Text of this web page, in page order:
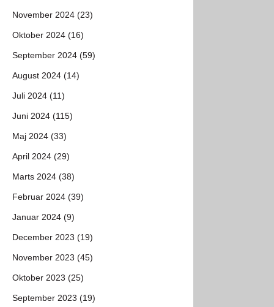
November 2024 (23)
Oktober 2024 (16)
September 2024 (59)
August 2024 (14)
Juli 2024 (11)
Juni 2024 (115)
Maj 2024 (33)
April 2024 (29)
Marts 2024 (38)
Februar 2024 (39)
Januar 2024 (9)
December 2023 (19)
November 2023 (45)
Oktober 2023 (25)
September 2023 (19)